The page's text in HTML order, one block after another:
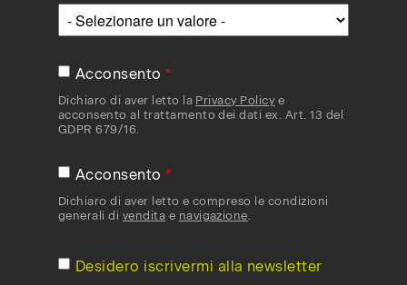
Acconsento
Dichiaro di aver letto la Privacy Policy e
acconsento al trattamento dei dati ex. Art. 13 del
GDPR 679/16.
Acconsento
Dichiaro di aver letto e compreso le condizioni
generali di vendita e navigazione
Desidero iscrivermi alla newsletter